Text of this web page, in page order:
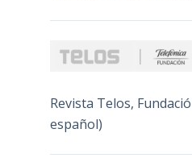
Revista Telos,
español)